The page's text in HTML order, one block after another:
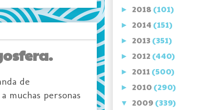
de
muchas personas
► 2018 (101)
► 2014 (151)
► 2013 (351)
► 2012 (440)
► 2011 (500)
► 2010 (290)
▼ 2009 (339)